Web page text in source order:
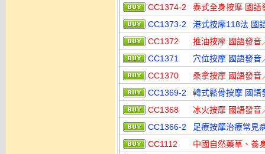
CC1374-2
泰式全身按摩 國語
CC1373-2
港式按摩118法 國
CC1372
推油按摩 國語發音
CC1371
穴位按摩 國語發音
CC1370
桑拿按摩 國語發音
CC1369-2
韓式鬆骨按摩 國語
CC1368
冰火按摩 國語發音
CC1366-2
足療按摩治療常見
CC1112
中國自然藥草、養